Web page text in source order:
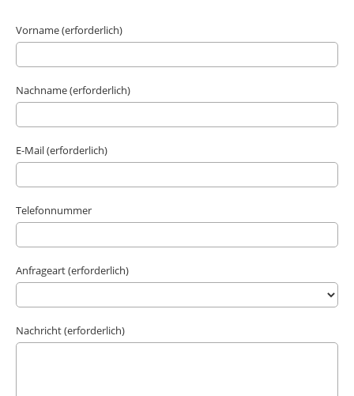
Vorname (erforderlich)
Nachname (erforderlich)
E-Mail (erforderlich)
Telefonnummer
Anfrageart (erforderlich)
Nachricht (erforderlich)